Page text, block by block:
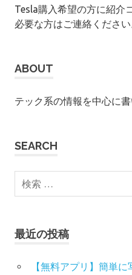
Tesla購入希望の方に紹介
必要な方はご連絡ください
ABOUT
テック系の情報を中心に書
SEARCH
最近の投稿
【無料アプリ】簡単